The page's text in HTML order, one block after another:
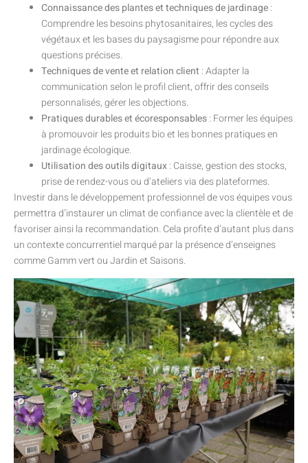
Connaissance des plantes et techniques de jardinage:
Comprendre les besoins phytosanitaires, les cycles des
végétaux et les bases du paysagisme pour répondre aux
questions précises.
Techniques de vente et relation client : Adapter la
communication selon le profil client, offrir des conseils
personnalisés, gérer les objections.
Pratiques durables et écoresponsables: Former les équipes
à promouvoir les produits bio et les bonnes pratiques en
jardinage écologique.
Utilisation des outils digitaux: Caisse, gestion des stocks,
prise de rendez-vous ou d’ateliers via des plateformes.
Investir dans le développement professionnel de vos équipes vous
permettra d’instaurer un climat de confiance avec la clientèle et de
favoriser ainsi la recommandation. Cela profite d’autant plus dans
un contexte concurrentiel marqué par la présence d’enseignes
comme Gamm vert ou Jardin et Saisons.